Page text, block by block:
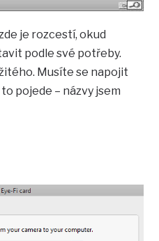
je rozcestí, okud
podle své potřeby.
Musíte se napojit
pojede – názvy jsem